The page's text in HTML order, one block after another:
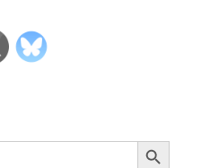
Search Button